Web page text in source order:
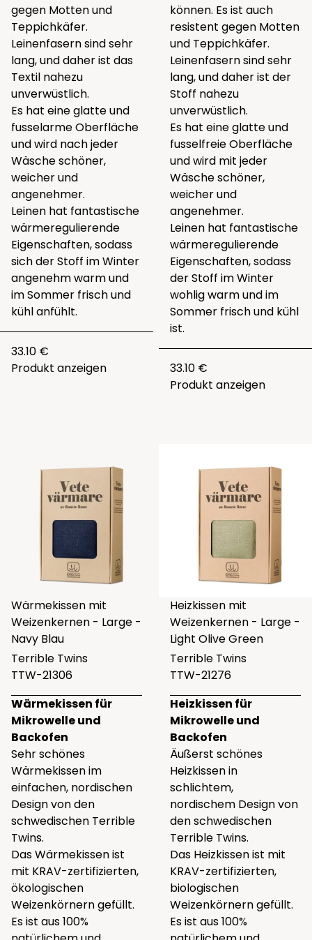
gegen Motten und
Teppichkäfer.
Leinenfasern sind sehr
lang, und daher ist das
Textil nahezu
unverwüstlich.
Es hat eine glatte und
fusselarme Oberfläche
und wird nach jeder
Wäsche schöner,
weicher und
angenehmer.
Leinen hat fantastische
wärmeregulierende
Eigenschaften, sodass
sich der Stoff im Winter
angenehm warm und
im Sommer frisch und
kühl anfühlt.
33.10 €
Produkt anzeigen
können. Es ist auch
resistent gegen Motten
und Teppichkäfer.
Leinenfasern sind sehr
lang, und daher ist der
Stoff nahezu
unverwüstlich.
Es hat eine glatte und
fusselfreie Oberfläche
und wird mit jeder
Wäsche schöner,
weicher und
angenehmer.
Leinen hat fantastische
wärmeregulierende
Eigenschaften, sodass
der Stoff im Winter
wohlig warm und im
Sommer frisch und kühl
ist.
33.10 €
Produkt anzeigen
Wärmekissen mit
Weizenkernen - Large -
Navy Blau
Terrible Twins
TTW-21306
Wärmekissen für
Mikrowelle und
Backofen
Sehr schönes
Wärmekissen im
einfachen, nordischen
Design von den
schwedischen Terrible
Twins.
Das Wärmekissen ist
mit KRAV-zertifizierten,
ökologischen
Weizenkörnern gefüllt.
Es ist aus 100%
Heizkissen mit
Weizenkernen - Large -
Light Olive Green
Terrible Twins
TTW-21276
Heizkissen für
Mikrowelle und
Backofen
Äußerst schönes
Heizkissen in
schlichtem,
nordischem Design von
den schwedischen
Terrible Twins.
Das Heizkissen ist mit
KRAV-zertifizierten,
biologischen
Weizenkörnern gefüllt.
Es ist aus 100%